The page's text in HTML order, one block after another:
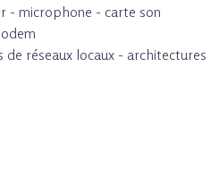
- microphone - carte son
de réseaux locaux -